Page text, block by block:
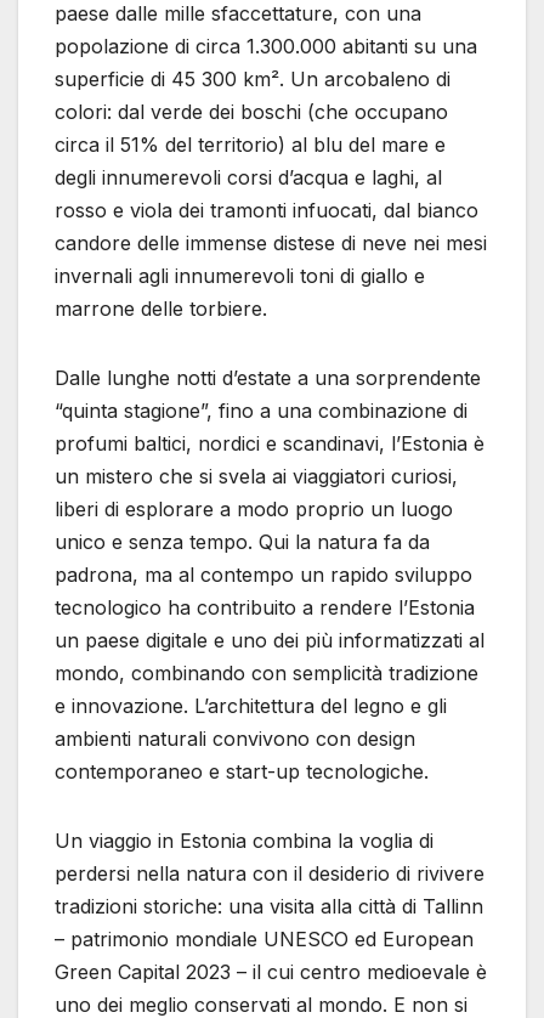
paese dalle mille sfaccettature, con una
popolazione di circa 1.300.000 abitanti su una
superficie di 45 300 km². Un arcobaleno di
colori: dal verde dei boschi (che occupano
circa il 51% del territorio) al blu del mare e
degli innumerevoli corsi d’acqua e laghi, al
rosso e viola dei tramonti infuocati, dal bianco
candore delle immense distese di neve nei mesi
invernali agli innumerevoli toni di giallo e
marrone delle torbiere.
Dalle lunghe notti d’estate a una sorprendente
“quinta stagione”, fino a una combinazione di
profumi baltici, nordici e scandinavi, l’Estonia è
un mistero che si svela ai viaggiatori curiosi,
liberi di esplorare a modo proprio un luogo
unico e senza tempo. Qui la natura fa da
padrona, ma al contempo un rapido sviluppo
tecnologico ha contribuito a rendere l’Estonia
un paese digitale e uno dei più informatizzati al
mondo, combinando con semplicità tradizione
e innovazione. L’architettura del legno e gli
ambienti naturali convivono con design
contemporaneo e start-up tecnologiche.
Un viaggio in Estonia combina la voglia di
perdersi nella natura con il desiderio di rivivere
tradizioni storiche: una visita alla città di Tallinn
– patrimonio mondiale UNESCO ed European
Green Capital 2023 – il cui centro medioevale è
uno dei meglio conservati al mondo. E non si